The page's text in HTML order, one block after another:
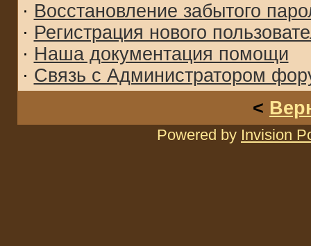
· Восстановление забытого
· Регистрация нового
· Наша документация помощи
· Связь с Администратором
<
Powered by Invision